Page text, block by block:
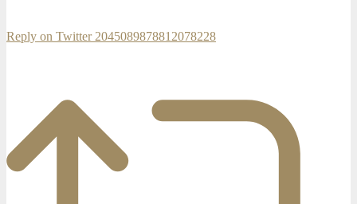
Reply on Twitter 2045089878812078228